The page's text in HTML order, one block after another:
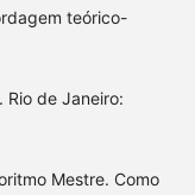
teórico-
Rio de Janeiro:
Mestre. Como